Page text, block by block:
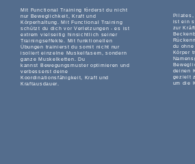
Mit Functional Training förderst du nicht
nur Beweglichkeit, Kraft und
Körperhaltung. Mit Functional Training
schützt du dich vor Verletzungen - es ist
extrem vielseitig hinsichtlich seiner
Trainingseffekte. Mit funktionellen
Übungen trainierst du somit nicht nur
isoliert einzelne Muskelfasern, sondern
ganze Muskelketten. Du
kannst Bewegungsmuster optimieren und
verbesserst deine
Koordinationsfähigkeit, Kraft und
Kraftausdauer.
Pilates,
ist ein
zur
du
Körper
deinen
gezielt
um die